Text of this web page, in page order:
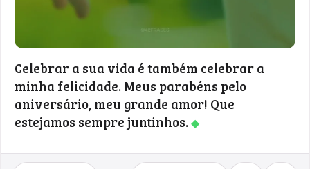
Celebrar a sua vida é também celebrar a
minha felicidade. Meus parabéns pelo
aniversário, meu grande amor! Que
estejamos sempre juntinhos.◆